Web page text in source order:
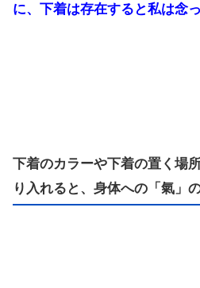
に、下着は存在すると私は念
下着のカラーや下着の置く場
り入れると、身体への「氣」